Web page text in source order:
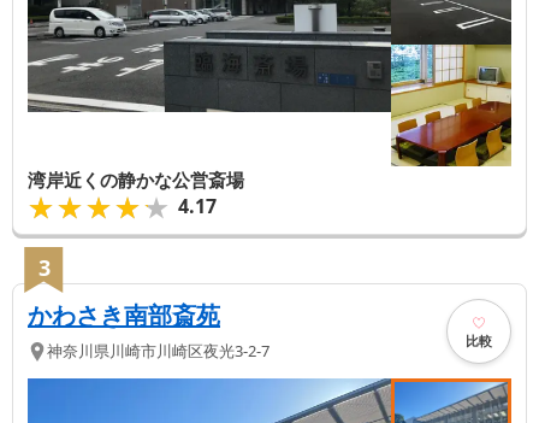
湾岸近くの静かな公営斎場
★★★★★
★★★★★ 4.17
3
かわさき南部斎苑
神奈川県川崎市川崎区夜光3-2-7 比較